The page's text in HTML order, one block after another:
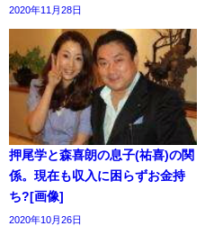
2020年11月28日
押尾学と森喜朗の息子(祐喜)の関
係。現在も収入に困らずお金持
ち?[画像]
2020年10月26日